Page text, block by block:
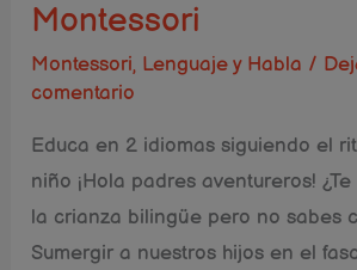
Montessori
Montessori, Lenguaje y Habla /
comentario
Educa en 2 idiomas siguiendo el
niño ¡Hola padres aventureros!
la crianza bilingüe pero no sabes
Sumergir a nuestros hijos en el